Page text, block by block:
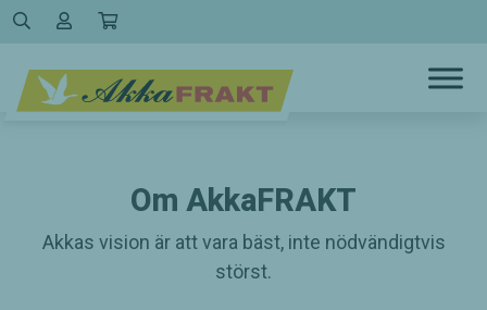
Hoppa
Om AkkaFRAKT
Akkas vision är att vara bäst, inte nödvändigtvis
störst.